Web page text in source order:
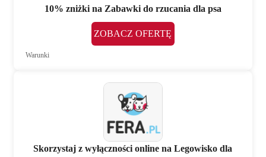
10% zniżki na Zabawki do rzucania dla psa
ZOBACZ OFERTĘ
Warunki
Skorzystaj z wyłączności online na Legowisko dla